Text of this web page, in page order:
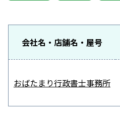
会社名・店舗名・屋号
おばたまり行政書士事務所